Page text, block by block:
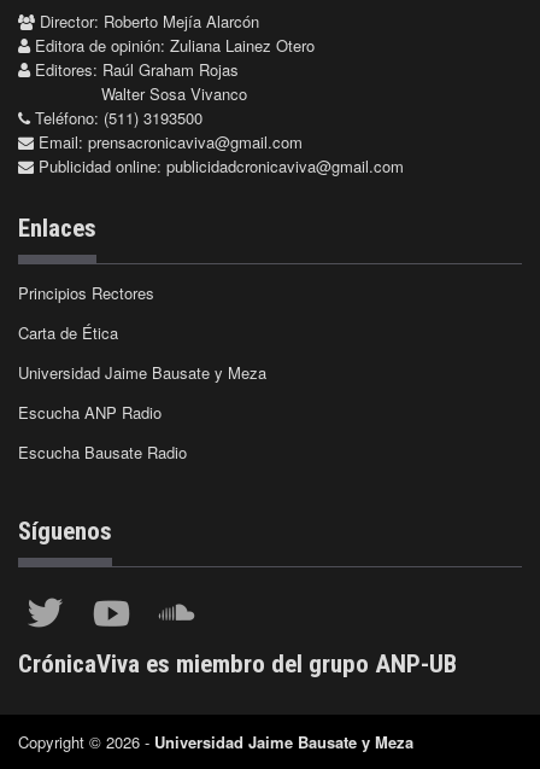
Director: Roberto Mejía Alarcón
Editora de opinión: Zuliana Lainez Otero
Editores: Raúl Graham Rojas
Walter Sosa Vivanco
Teléfono: (511) 3193500
Email: prensacronicaviva@gmail.com
Publicidad online: publicidadcronicaviva@gmail.com
Enlaces
Principios Rectores
Carta de Ética
Universidad Jaime Bausate y Meza
Escucha ANP Radio
Escucha Bausate Radio
Síguenos
CrónicaViva es miembro del grupo ANP-UB
Copyright © 2026 - Universidad Jaime Bausate y Meza